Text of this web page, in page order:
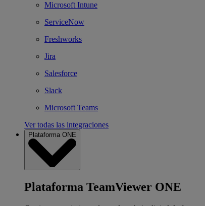
Microsoft Intune
ServiceNow
Freshworks
Jira
Salesforce
Slack
Microsoft Teams
Ver todas las integraciones
Plataforma ONE
Plataforma TeamViewer ONE